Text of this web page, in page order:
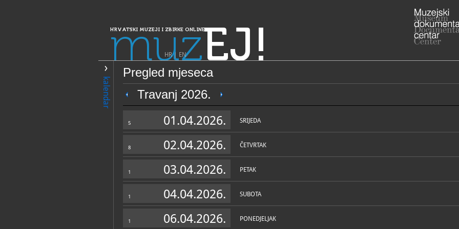
HRVATSKI MUZEJI I ZBIRKE ONLINE
muzEJ!
HR| EN
kalendar
Pregled mjeseca
Travanj 2026.
5 01.04.2026. SRIJEDA
8 02.04.2026. ČETVRTAK
1 03.04.2026. PETAK
1 04.04.2026. SUBOTA
1 06.04.2026. PONEDJELJAK
PRETRAŽIVANJE
Dalmacija
Muzeji Ivana Meštrovića - Meštrovićeve
Crikvine - Kaštilac
- 1. svibnja
zatvoreno.
OPĆI PODACI